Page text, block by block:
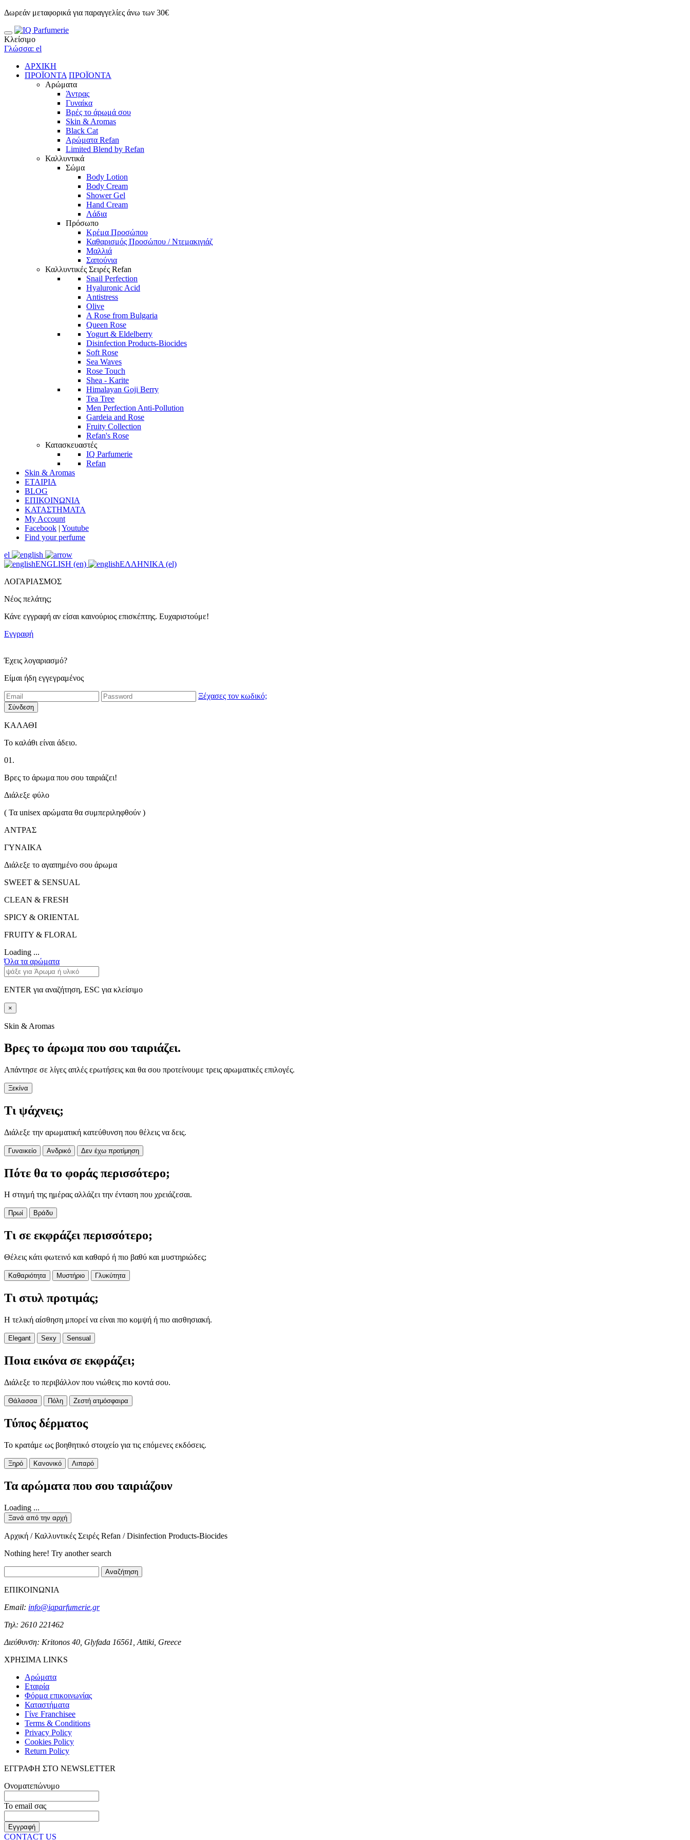
Δωρεάν μεταφορικά για παραγγελίες άνω των 30€
Κλείσιμο
Γλώσσα: el
ΑΡΧΙΚΗ
ΠΡΟΪΟΝΤΑ ΠΡΟΪΟΝΤΑ
Αρώματα
Άντρας
Γυναίκα
Βρές το άρωμά σου
Skin & Aromas
Black Cat
Αρώματα Refan
Limited Blend by Refan
Καλλυντικά
Σώμα
Body Lotion
Body Cream
Shower Gel
Hand Cream
Λάδια
Πρόσωπο
Κρέμα Προσώπου
Καθαρισμός Προσώπου / Ντεμακιγιάζ
Μαλλιά
Σαπούνια
Καλλυντικές Σειρές Refan
Snail Perfection
Hyaluronic Acid
Antistress
Olive
A Rose from Bulgaria
Queen Rose
Yogurt & Eldelberry
Disinfection Products-Biocides
Soft Rose
Sea Waves
Rose Touch
Shea - Karite
Himalayan Goji Berry
Tea Tree
Men Perfection Anti-Pollution
Gardeia and Rose
Fruity Collection
Refan's Rose
Κατασκευαστές
IQ Parfumerie
Refan
Skin & Aromas
ΕΤΑΙΡΙΑ
BLOG
ΕΠΙΚΟΙΝΩΝΙΑ
ΚΑΤΑΣΤΗΜΑΤΑ
My Account
Facebook | Youtube
Find your perfume
el
ENGLISH (en)
ΕΛΛΗΝΙΚΑ (el)
ΛΟΓΑΡΙΑΣΜΟΣ
Νέος πελάτης;
Κάνε εγγραφή αν είσαι καινούριος επισκέπτης. Ευχαριστούμε!
Εγγραφή
Έχεις λογαριασμό?
Είμαι ήδη εγγεγραμένος
Ξέχασες τον κωδικό;
Σύνδεση
ΚΑΛΑΘΙ
Το καλάθι είναι άδειο.
01.
Βρες το άρωμα που σου ταιριάζει!
Διάλεξε φύλο
( Τα unisex αρώματα θα συμπεριληφθούν )
ΑΝΤΡΑΣ
ΓΥΝΑΙΚΑ
Διάλεξε το αγαπημένο σου άρωμα
SWEET & SENSUAL
CLEAN & FRESH
SPICY & ORIENTAL
FRUITY & FLORAL
Loading ...
Όλα τα αρώματα
ENTER για αναζήτηση, ESC για κλείσιμο
×
Skin & Aromas
Βρες το άρωμα που σου ταιριάζει.
Απάντησε σε λίγες απλές ερωτήσεις και θα σου προτείνουμε τρεις αρωματικές επιλογές.
Ξεκίνα
Τι ψάχνεις;
Διάλεξε την αρωματική κατεύθυνση που θέλεις να δεις.
Γυναικείο Ανδρικό Δεν έχω προτίμηση
Πότε θα το φοράς περισσότερο;
Η στιγμή της ημέρας αλλάζει την ένταση που χρειάζεσαι.
Πρωί Βράδυ
Τι σε εκφράζει περισσότερο;
Θέλεις κάτι φωτεινό και καθαρό ή πιο βαθύ και μυστηριώδες;
Καθαριότητα Μυστήριο Γλυκύτητα
Τι στυλ προτιμάς;
Η τελική αίσθηση μπορεί να είναι πιο κομψή ή πιο αισθησιακή.
Elegant Sexy Sensual
Ποια εικόνα σε εκφράζει;
Διάλεξε το περιβάλλον που νιώθεις πιο κοντά σου.
Θάλασσα Πόλη Ζεστή ατμόσφαιρα
Τύπος δέρματος
Το κρατάμε ως βοηθητικό στοιχείο για τις επόμενες εκδόσεις.
Ξηρό Κανονικό Λιπαρό
Τα αρώματα που σου ταιριάζουν
Loading ...
Ξανά από την αρχή
Αρχική / Καλλυντικές Σειρές Refan / Disinfection Products-Biocides
Nothing here! Try another search
Αναζήτηση
ΕΠΙΚΟΙΝΩΝΙΑ
Email: info@iqparfumerie.gr
Τηλ: 2610 221462
Διεύθυνση: Kritonos 40, Glyfada 16561, Attiki, Greece
ΧΡΗΣΙΜΑ LINKS
Αρώματα
Εταιρία
Φόρμα επικοινωνίας
Καταστήματα
Γίνε Franchisee
Terms & Conditions
Privacy Policy
Cookies Policy
Return Policy
ΕΓΓΡΑΦΗ ΣΤΟ NEWSLETTER
Ονοματεπώνυμο
Το email σας
CONTACT US